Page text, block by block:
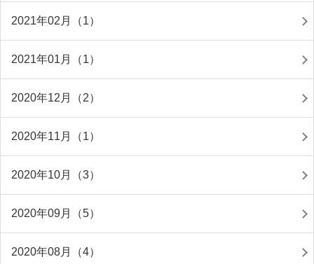
2021年02月（1）
2021年01月（1）
2020年12月（2）
2020年11月（1）
2020年10月（3）
2020年09月（5）
2020年08月（4）